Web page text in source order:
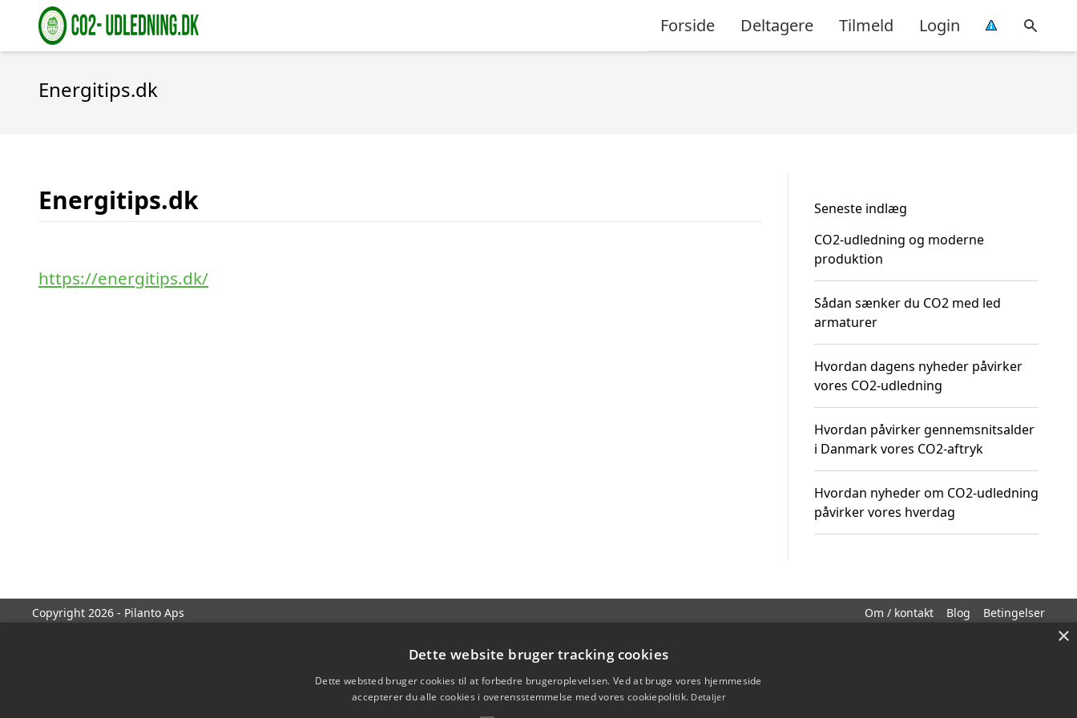
Forside Deltagere Tilmeld Login
Energitips.dk
Energitips.dk
https://energitips.dk/
Seneste indlæg
CO2-udledning og moderne
produktion
Sådan sænker du CO2 med led
armaturer
Hvordan dagens nyheder påvirker
vores CO2-udledning
Hvordan påvirker gennemsnitsalder
i Danmark vores CO2-aftryk
Hvordan nyheder om CO2-udledning
påvirker vores hverdag
Copyright 2026 - Pilanto Aps Om / kontakt Blog Betingelser
×
Dette website bruger tracking cookies
Dette websted bruger cookies til at forbedre brugeroplevelsen. Ved at bruge vores hjemmeside
accepterer du alle cookies i overensstemmelse med vores cookiepolitik. Detaljer